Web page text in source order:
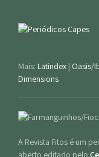
Mais: Latindex | Oasis/
Dimensions
A Revista Fitos é um
aberto editado pelo